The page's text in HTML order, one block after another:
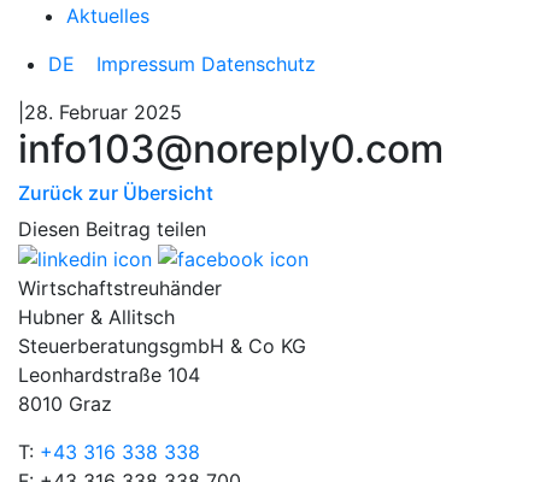
Aktuelles
DE
Impressum Datenschutz
|28. Februar 2025
info103@noreply0.com
Zurück zur Übersicht
Diesen Beitrag teilen
Wirtschaftstreuhänder
Hubner & Allitsch
SteuerberatungsgmbH & Co KG
Leonhardstraße 104
8010 Graz
T: +43 316 338 338